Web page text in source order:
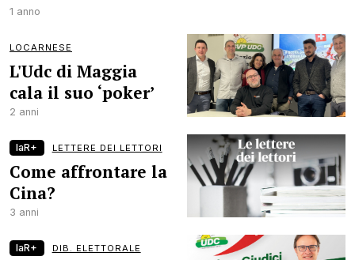
1 anno
LOCARNESE
L'Udc di Maggia
cala il suo ‘poker’
2 anni
laR+ LETTERE DEI LETTORI
Come affrontare la
Cina?
3 anni
laR+ DIB. ELETTORALE